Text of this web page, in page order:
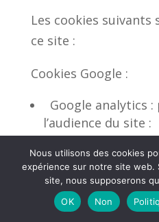
Les cookies
ce site :
Cookies Google :
Google analytics
l’audience du site :
Google tag
l’implémentation
pages et permet
Google :
Google Adsense :
Nous utilisons des cookies
expérience sur notre site web.
site, nous supposerons
OK
Non